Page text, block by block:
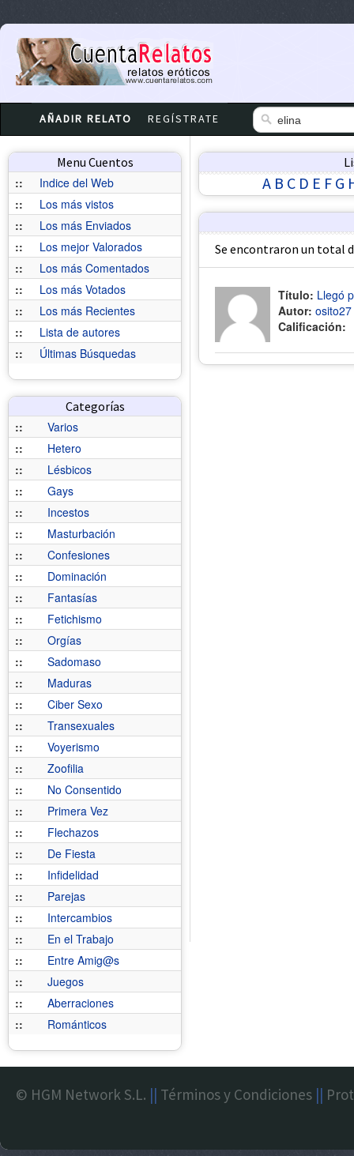
AÑADIR RELATO REGÍSTRATE
Menu Cuentos
::
Indice del Web
::
Los más vistos
::
Los más Enviados
::
Los mejor Valorados
::
Los más Comentados
::
Los más Votados
::
Los más Recientes
::
Lista de autores
::
Últimas Búsquedas
Categorías
::
Varios
::
Hetero
::
Lésbicos
::
Gays
::
Incestos
::
Masturbación
::
Confesiones
::
Dominación
::
Fantasías
::
Fetichismo
::
Orgías
::
Sadomaso
::
Maduras
::
Ciber Sexo
::
Transexuales
::
Voyerismo
::
Zoofilia
::
No Consentido
::
Primera Vez
::
Flechazos
::
De Fiesta
::
Infidelidad
::
Parejas
::
Intercambios
::
En el Trabajo
::
Entre Amig@s
::
Juegos
::
Aberraciones
::
Románticos
A B C D E F G
Se encontraron un total
Título: Llegó
Autor: osito27
Calificación:
© HGM Network S.L. || Términos y Condiciones ||